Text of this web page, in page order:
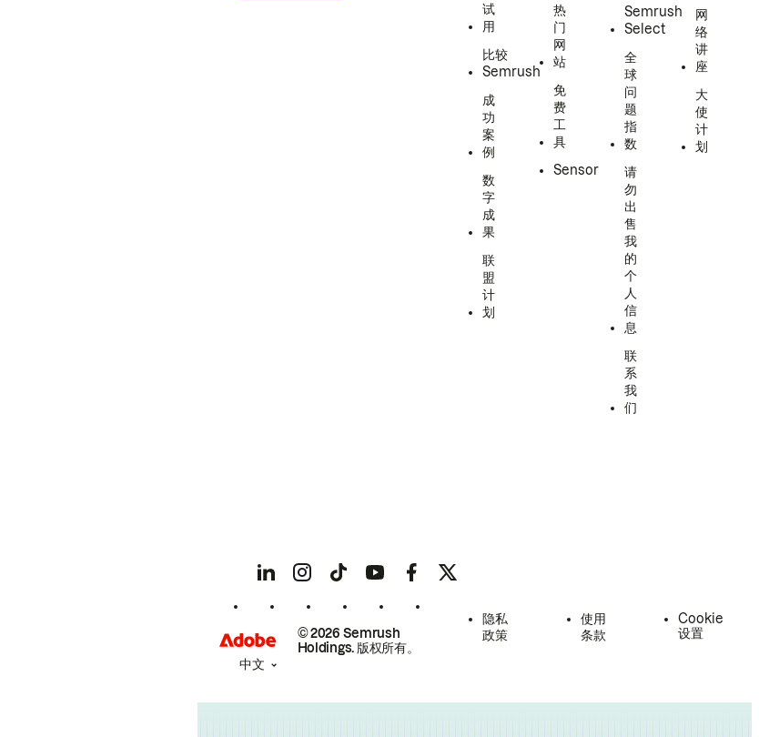
试
用
比较
Semrush
成
功
案
例
数
字
成
果
联
盟
计
划
热
门
网
站
免
费
工
具
Sensor
Semrush
Select
全
球
问
题
指
数
请
勿
出
售
我
的
个
人
信
息
联
系
我
们
网
络
讲
座
大
使
计
划
© 2026 Semrush
Holdings. 版权所有。
隐私
政策
使用
条款
Cookie
设置
中文